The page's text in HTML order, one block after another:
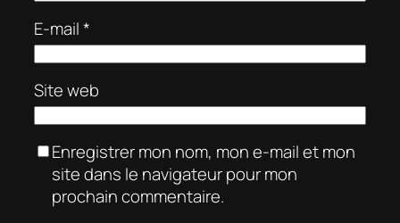
E-mail*
Site web
Enregistrer mon nom, mon e-mail et mon
site dans le navigateur pour mon
prochain commentaire.